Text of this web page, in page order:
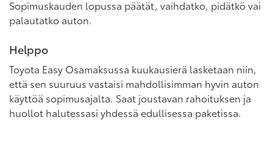
Sopimuskauden lopussa päätät, vaihdatko, pidätkö vai
palautatko auton.
Helppo
Toyota Easy Osamaksussa kuukausierä lasketaan niin,
että sen suuruus vastaisi mahdollisimman hyvin auton
käyttöä sopimusajalta. Saat joustavan rahoituksen ja
huollot halutessasi yhdessä edullisessa paketissa.